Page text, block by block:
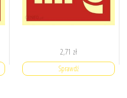
2,71 zł
Sprawdź